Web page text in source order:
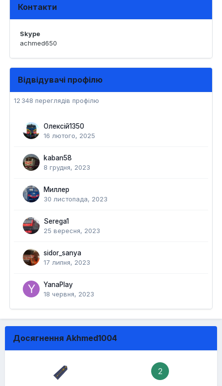
Контакти
Skype
achmed650
Відвідувачі профілю
12 348 переглядів профілю
Олексій1350
16 лютого, 2025
kaban58
8 грудня, 2023
Миллер
30 листопада, 2023
Serega1
25 вересня, 2023
sidor_sanya
17 липня, 2023
YanaPlay
18 червня, 2023
Досягнення Akhmed1004
2